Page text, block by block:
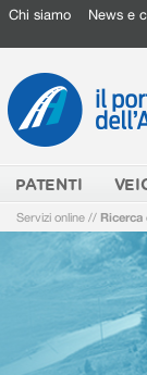
Chi siamo News e
PATENTI
Servizi online // Ricerca